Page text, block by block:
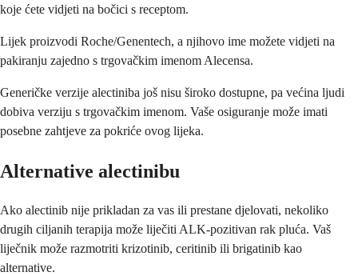
koje ćete vidjeti na bočici s receptom.
Lijek proizvodi Roche/Genentech, a njihovo ime možete vidjeti na
pakiranju zajedno s trgovačkim imenom Alecensa.
Generičke verzije alectiniba još nisu široko dostupne, pa većina ljudi
dobiva verziju s trgovačkim imenom. Vaše osiguranje može imati
posebne zahtjeve za pokriće ovog lijeka.
Alternative alectinibu
Ako alectinib nije prikladan za vas ili prestane djelovati, nekoliko
drugih ciljanih terapija može liječiti ALK-pozitivan rak pluća. Vaš
liječnik može razmotriti krizotinib, ceritinib ili brigatinib kao
alternative.